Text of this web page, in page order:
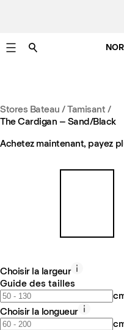
Stores Bateau / Tamisant /
The Cardigan – Sand/Black
Achetez maintenant, payez
Choisir la largeur
Guide des tailles
Choisir la longueur